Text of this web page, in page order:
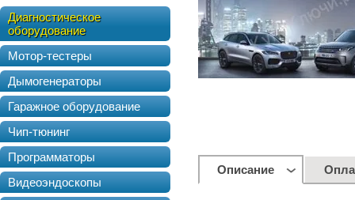
Диагностическое
оборудование
Мотор-тестеры
Дымогенераторы
Гаражное оборудование
Чип-тюнинг
Программаторы
Видеоэндоскопы
Описание